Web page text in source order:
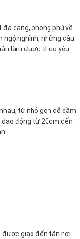
dạng, phong phú về
ngộ nghĩnh, những câu
làm được theo yêu
từ nhỏ gọn dễ cầm
động từ 20cm đến
được giao đến tận nơi